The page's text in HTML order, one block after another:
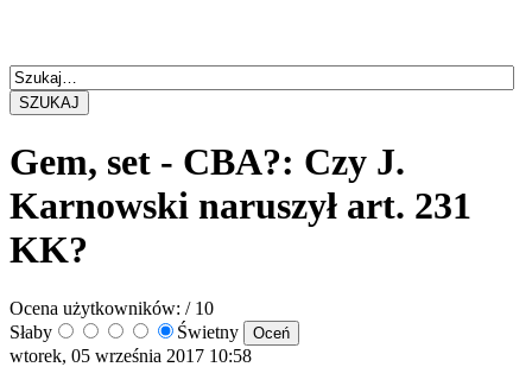
SZUKAJ
Gem, set - CBA?: Czy J.
Karnowski naruszył art. 231
KK?
Ocena użytkowników: / 10
Słaby
Świetny
wtorek, 05 września 2017 10:58